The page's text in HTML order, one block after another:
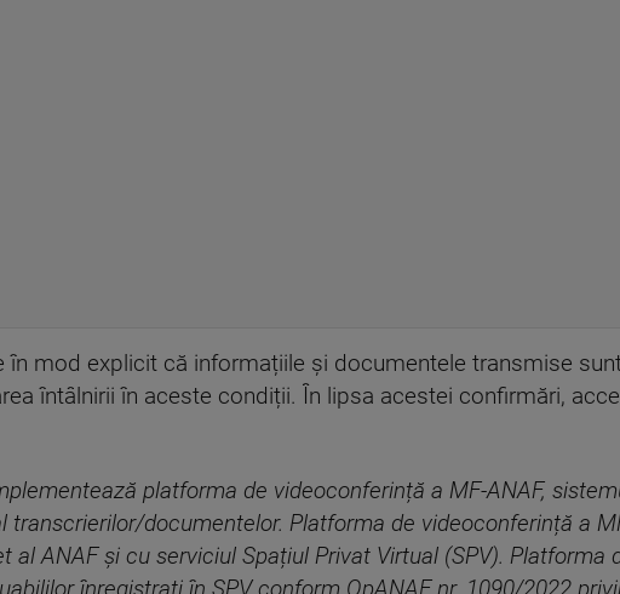
mod explicit că informațiile și documentele transmise
întâlnirii în aceste condiții. În lipsa acestei confirmări,
platforma de videoconferință a MF-ANAF,
documentelor. Platforma de videoconferință a
ANAF și cu serviciul Spațiul Privat Virtual (SPV). Platforma